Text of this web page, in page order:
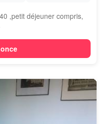
,petit déjeuner compris,